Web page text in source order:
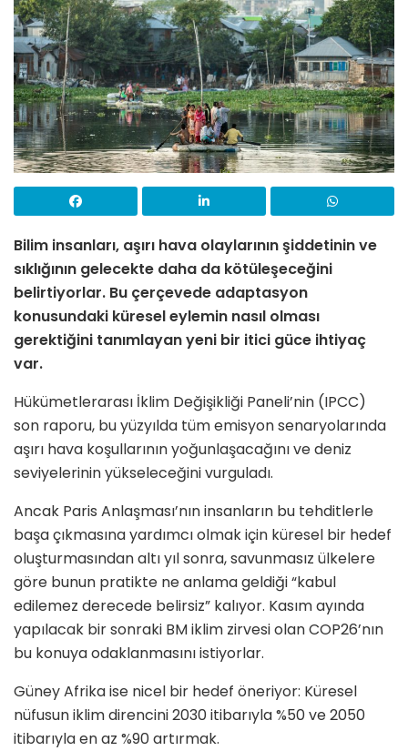
Bilim insanları, aşırı hava olaylarının şiddetinin ve
sıklığının gelecekte daha da kötüleşeceğini
belirtiyorlar. Bu çerçevede adaptasyon
konusundaki küresel eylemin nasıl olması
gerektiğini tanımlayan yeni bir itici güce ihtiyaç
var.
Hükümetlerarası İklim Değişikliği Paneli’nin (IPCC)
son raporu, bu yüzyılda tüm emisyon senaryolarında
aşırı hava koşullarının yoğunlaşacağını ve deniz
seviyelerinin yükseleceğini vurguladı.
Ancak Paris Anlaşması’nın insanların bu tehditlerle
başa çıkmasına yardımcı olmak için küresel bir hedef
oluşturmasından altı yıl sonra, savunmasız ülkelere
göre bunun pratikte ne anlama geldiği “kabul
edilemez derecede belirsiz” kalıyor. Kasım ayında
yapılacak bir sonraki BM iklim zirvesi olan COP26’nın
bu konuya odaklanmasını istiyorlar.
Güney Afrika ise nicel bir hedef öneriyor: Küresel
nüfusun iklim direncini 2030 itibarıyla %50 ve 2050
itibarıyla en az %90 artırmak.